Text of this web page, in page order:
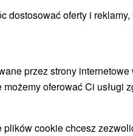
dostosować oferty i
przez strony internetowe
oferować Ci usługi
cookie chcesz